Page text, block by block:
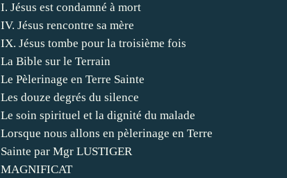
I. Jésus est condamné à mort
IV. Jésus rencontre sa mère
IX. Jésus tombe pour la troisième fois
La Bible sur le Terrain
Le Pèlerinage en Terre Sainte
Les douze degrés du silence
Le soin spirituel et la dignité du malade
Lorsque nous allons en pèlerinage en Terre
Sainte par Mgr LUSTIGER
MAGNIFICAT